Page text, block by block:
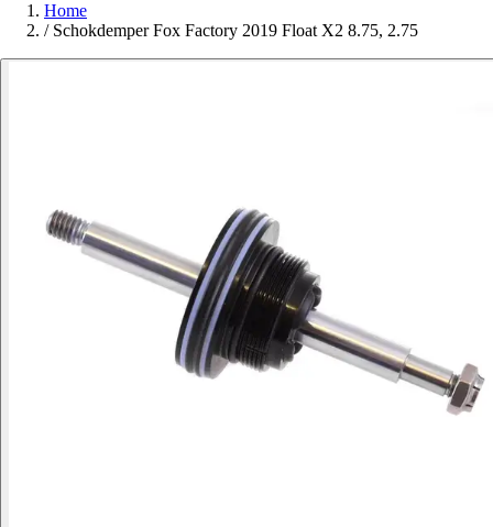
Home
/ Schokdemper Fox Factory 2019 Float X2 8.75, 2.75